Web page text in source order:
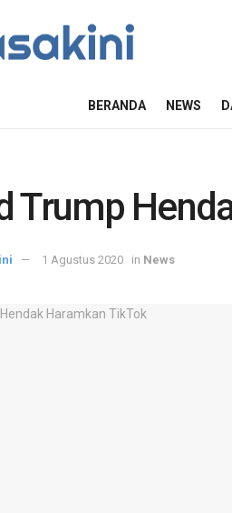
BERANDA NEWS
Trump
1 Agustus 2020 in News